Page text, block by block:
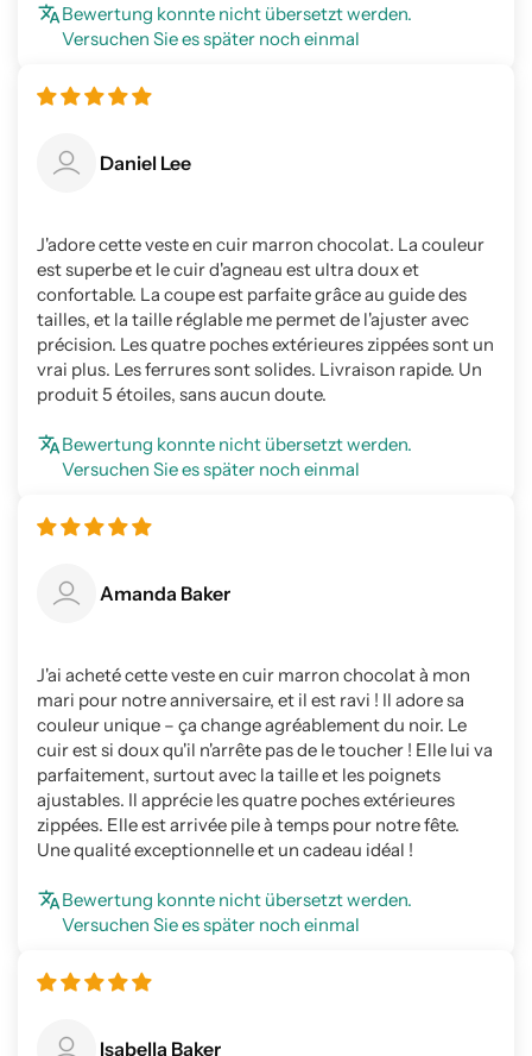
Bewertung konnte nicht übersetzt werden.
Versuchen Sie es später noch einmal
Daniel Lee
J'adore cette veste en cuir marron chocolat. La couleur
est superbe et le cuir d'agneau est ultra doux et
confortable. La coupe est parfaite grâce au guide des
tailles, et la taille réglable me permet de l'ajuster avec
précision. Les quatre poches extérieures zippées sont un
vrai plus. Les ferrures sont solides. Livraison rapide. Un
produit 5 étoiles, sans aucun doute.
Bewertung konnte nicht übersetzt werden.
Versuchen Sie es später noch einmal
Amanda Baker
J'ai acheté cette veste en cuir marron chocolat à mon
mari pour notre anniversaire, et il est ravi ! Il adore sa
couleur unique – ça change agréablement du noir. Le
cuir est si doux qu'il n'arrête pas de le toucher ! Elle lui va
parfaitement, surtout avec la taille et les poignets
ajustables. Il apprécie les quatre poches extérieures
zippées. Elle est arrivée pile à temps pour notre fête.
Une qualité exceptionnelle et un cadeau idéal !
Bewertung konnte nicht übersetzt werden.
Versuchen Sie es später noch einmal
Isabella Baker